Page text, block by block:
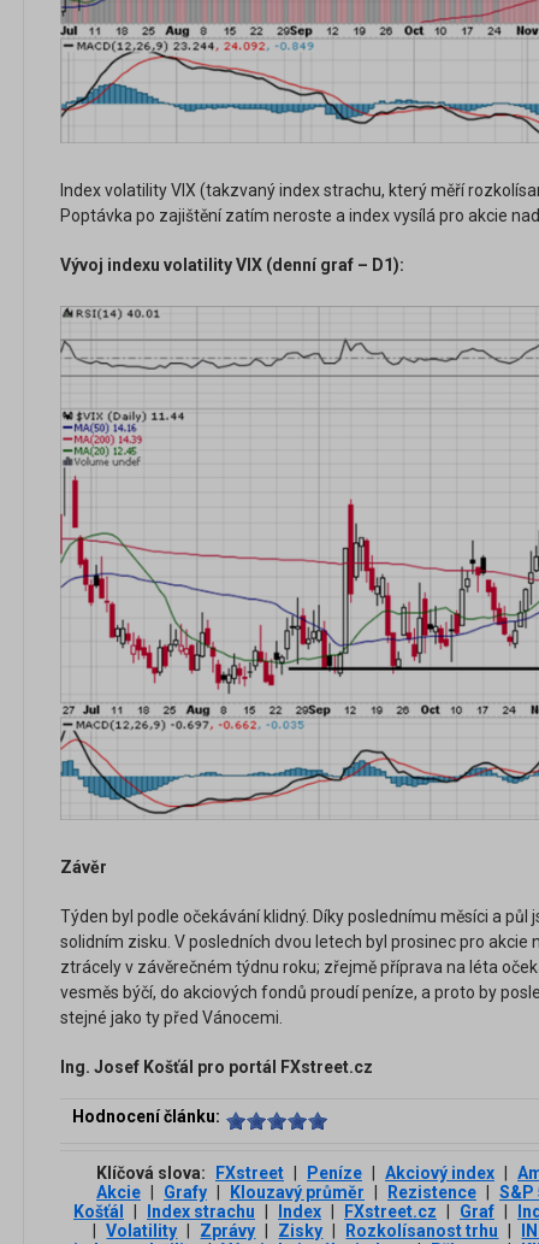
Index volatility VIX (takzvaný index strachu, který měří
Poptávka po zajištění zatím neroste a index vysílá pro akcie
Vývoj indexu volatility VIX (denní graf – D1):
Závěr
Týden byl podle očekávání klidný. Díky poslednímu měsíci a půl
solidním zisku. V posledních dvou letech byl prosinec pro akcie
ztrácely v závěrečném týdnu roku; zřejmě příprava na léta
vesměs býčí, do akciových fondů proudí peníze, a proto by
stejné jako ty před Vánocemi.
Ing. Josef Košťál pro portál FXstreet.cz
Hodnocení článku:
Klíčová slova: FXstreet Peníze Akciový index
Akcie
Grafy Klouzavý průměr Rezistence
S&P
Košťál
Index strachu Index FXstreet.cz Graf
Volatility Zprávy Zisky Rozkolísanost trhu